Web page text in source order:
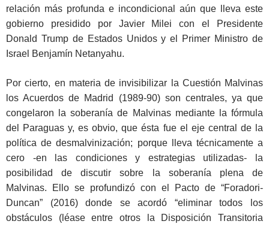
relación más profunda e incondicional aún que lleva este
gobierno presidido por Javier Milei con el Presidente
Donald Trump de Estados Unidos y el Primer Ministro de
Israel Benjamín Netanyahu.
Por cierto, en materia de invisibilizar la Cuestión Malvinas
los Acuerdos de Madrid (1989-90) son centrales, ya que
congelaron la soberanía de Malvinas mediante la fórmula
del Paraguas y, es obvio, que ésta fue el eje central de la
política de desmalvinización; porque lleva técnicamente a
cero -en las condiciones y estrategias utilizadas- la
posibilidad de discutir sobre la soberanía plena de
Malvinas. Ello se profundizó con el Pacto de “Foradori-
Duncan” (2016) donde se acordó “eliminar todos los
obstáculos (léase entre otros la Disposición Transitoria